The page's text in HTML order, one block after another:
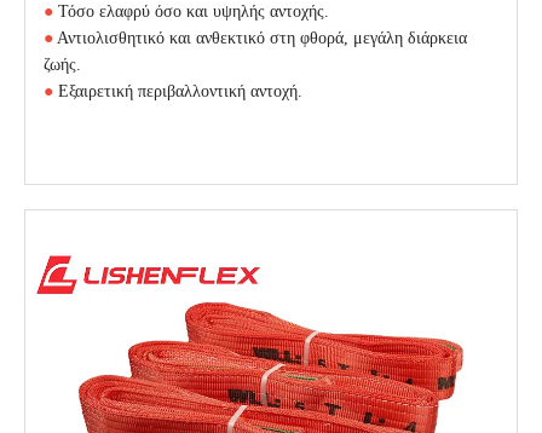
● Τόσο ελαφρύ όσο και υψηλής αντοχής.
● Αντιολισθητικό και ανθεκτικό στη φθορά, μεγάλη διάρκεια
ζωής.
● Εξαιρετική περιβαλλοντική αντοχή.